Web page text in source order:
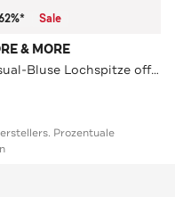
Sale
& MORE
Casual-Bluse Lochspitze off white
Prozentuale